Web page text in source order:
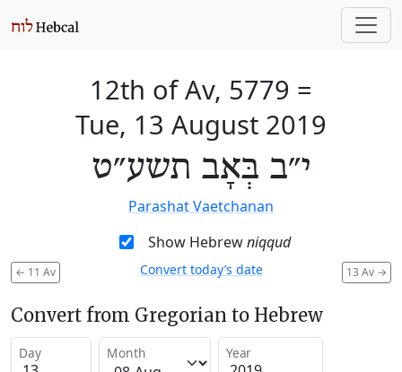
12th of Av, 5779 =
Tue, 13 August 2019
י״ב בְּאָב תשע״ט
Parashat Vaetchanan
Show Hebrewniqqud
← 11 Av 13 Av →
Convert today’s date
Convert from Gregorian to Hebrew
Day Month Year